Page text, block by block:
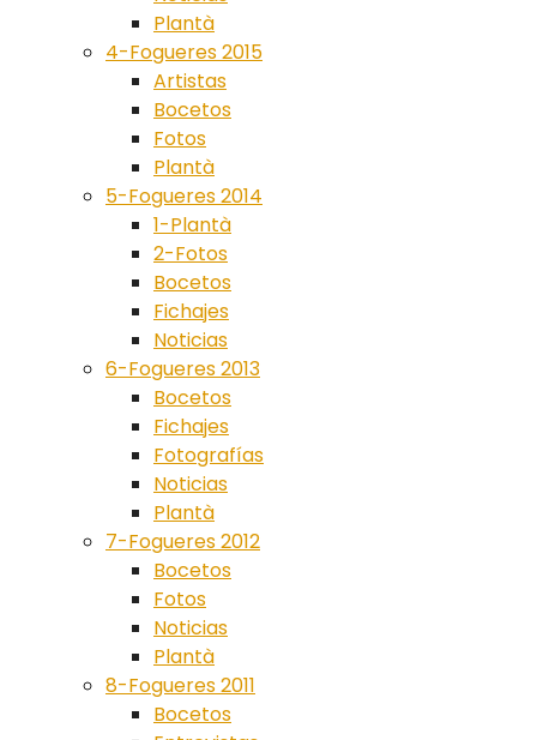
Plantà
4-Fogueres 2015
Artistas
Bocetos
Fotos
Plantà
5-Fogueres 2014
1-Plantà
2-Fotos
Bocetos
Fichajes
Noticias
6-Fogueres 2013
Bocetos
Fichajes
Fotografías
Noticias
Plantà
7-Fogueres 2012
Bocetos
Fotos
Noticias
Plantà
8-Fogueres 2011
Bocetos